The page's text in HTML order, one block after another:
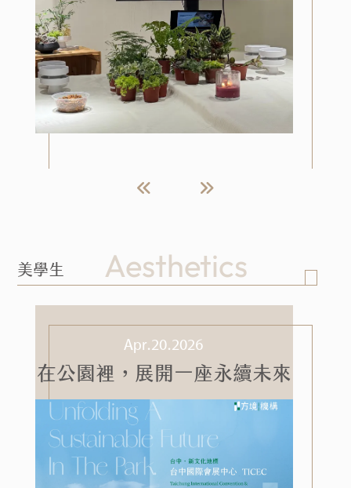
https://www.facebook.com/share/r/14Q
MMeFGoXx/
美學生活 Aesthetics
Apr.20.2026
在公園裡，展開一座永續未來